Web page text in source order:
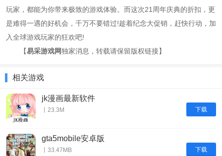
玩家，都能为你带来极致的游戏体验。而这次21周年庆典的折扣，更
是难得一遇的好机会，千万不要错过!趁着纪念大促销，赶快行动，加
入全球游戏玩家的狂欢吧!
【易采游戏网独家消息，转载请保留版权链接】
相关游戏
下载
jk漫画最新软件
丨23.3M
下载
gta5mobile安卓版
丨33.47MB